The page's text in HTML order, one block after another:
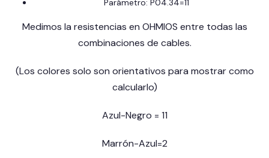
Parámetro: P04.34=11
Medimos la resistencias en OHMIOS entre todas las
combinaciones de cables.
(Los colores solo son orientativos para mostrar como
calcularlo)
Azul-Negro = 11
Marrón-Azul=2